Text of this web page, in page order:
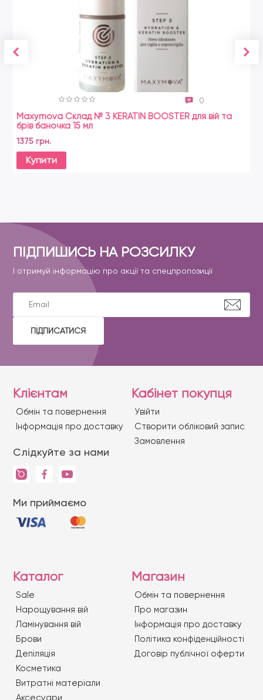
0
Maxymova Склад № 3 KERATIN BOOSTER для вій та
брів баночка 15 мл
1375 грн.
Купити
ПІДПИШИСЬ НА РОЗСИЛКУ
І отримуй інформацію про акції та спецпропозиції
ПІДПИСАТИСЯ
Клієнтам
Обмін та повернення
Iнформація про доставку
Слідкуйте за нами
Ми приймаємо
Кабінет покупця
Увійти
Створити обліковий запис
Замовлення
Каталог
Sale
Нарощування вій
Ламінування вій
Брови
Депіляція
Косметика
Витратні матеріали
Аксесуари
Магазин
Обмін та повернення
Про магазин
Iнформація про доставку
Політика конфіденційності
Договір публічної оферти